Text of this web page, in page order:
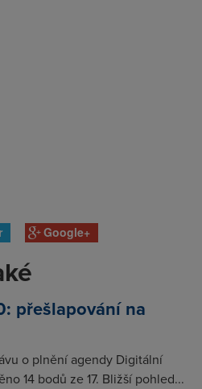
Google+
přešlapování na
o plnění agendy Digitální
14 bodů ze 17. Bližší pohled...